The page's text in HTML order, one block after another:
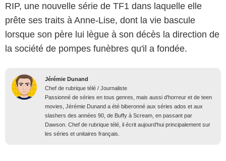
RIP, une nouvelle série de TF1 dans laquelle elle
prête ses traits à Anne-Lise, dont la vie bascule
lorsque son père lui lègue à son décès la direction de
la société de pompes funèbres qu'il a fondée.
Jérémie Dunand
Chef de rubrique télé / Journaliste
Passionné de séries en tous genres, mais aussi d'horreur et de teen
movies, Jérémie Dunand a été biberonné aux séries ados et aux
slashers des années 90, de Buffy à Scream, en passant par
Dawson. Chef de rubrique télé, il écrit aujourd'hui principalement sur
les séries et unitaires français.